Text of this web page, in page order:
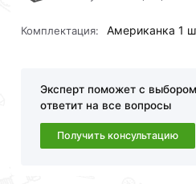
Комплектация: Американка 1
Эксперт поможет с
ответит на все вопросы
Получить консультацию